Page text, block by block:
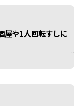
屋や1人回転すしに